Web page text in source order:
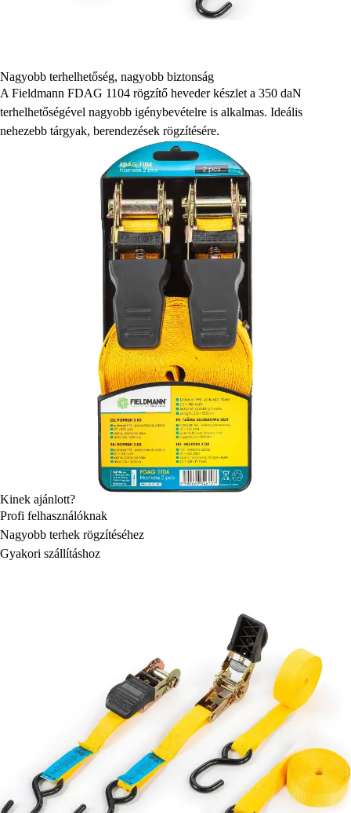
Nagyobb terhelhetőség, nagyobb biztonság
A Fieldmann FDAG 1104 rögzítő heveder készlet a 350 daN
terhelhetőségével nagyobb igénybevételre is alkalmas. Ideális
nehezebb tárgyak, berendezések rögzítésére.
Kinek ajánlott?
Profi felhasználóknak
Nagyobb terhek rögzítéséhez
Gyakori szállításhoz